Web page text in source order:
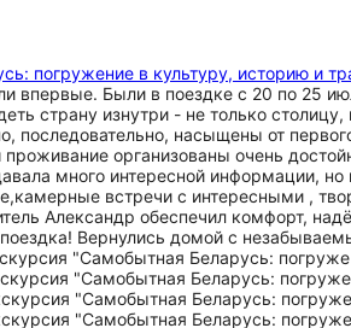
погружение в культуру, историю и
впервые. Были в поездке с 20 по 25
страну изнутри - не только
последовательно, насыщены от
проживание организованы очень
много интересной информации,
встречи с интересными ,
Александр обеспечил комфорт,
Вернулись домой с